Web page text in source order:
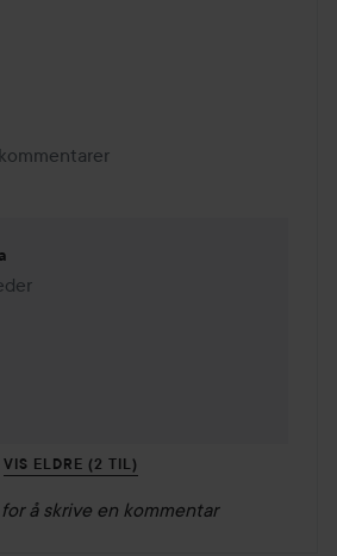
lades 6 måneder
VIS ELDRE (2 TIL)
for å skrive en kommentar